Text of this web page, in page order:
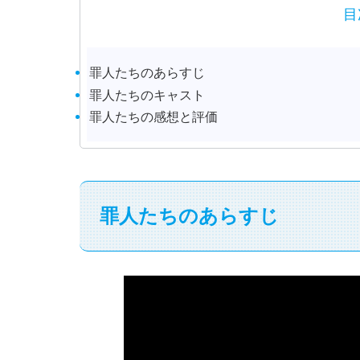
罪人たちのあらすじ
罪人たちのキャスト
罪人たちの感想と評価
罪人たちのあらすじ